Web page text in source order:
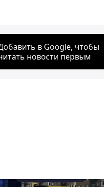
в Google, чтобы
новости первым